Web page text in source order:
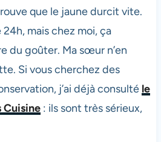
que le jaune durcit vite.
mais chez moi, ça
du goûter. Ma sœur n’en
Si vous cherchez des
j’ai déjà consulté le
Cuisine: ils sont très sérieux,